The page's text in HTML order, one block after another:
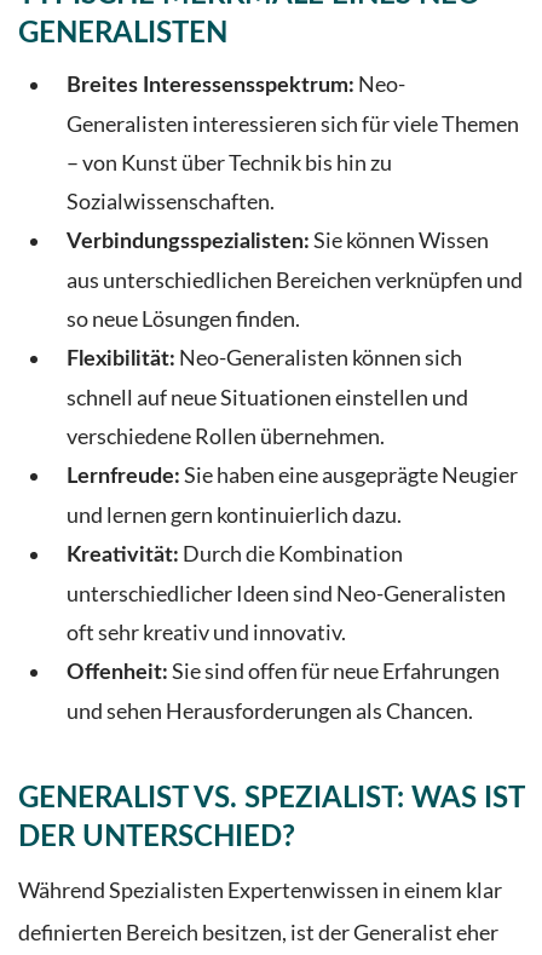
GENERALISTEN
Breites Interessensspektrum: Neo-
Generalisten interessieren sich für viele Themen
– von Kunst über Technik bis hin zu
Sozialwissenschaften.
Verbindungsspezialisten: Sie können Wissen
aus unterschiedlichen Bereichen verknüpfen und
so neue Lösungen finden.
Flexibilität: Neo-Generalisten können sich
schnell auf neue Situationen einstellen und
verschiedene Rollen übernehmen.
Lernfreude: Sie haben eine ausgeprägte Neugier
und lernen gern kontinuierlich dazu.
Kreativität: Durch die Kombination
unterschiedlicher Ideen sind Neo-Generalisten
oft sehr kreativ und innovativ.
Offenheit: Sie sind offen für neue Erfahrungen
und sehen Herausforderungen als Chancen.
GENERALIST VS. SPEZIALIST: WAS IST
DER UNTERSCHIED?
Während Spezialisten Expertenwissen in einem klar
definierten Bereich besitzen, ist der Generalist eher